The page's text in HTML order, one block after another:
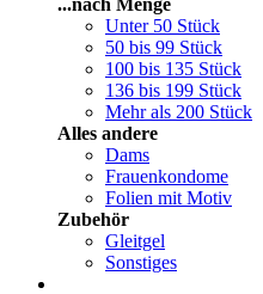
...nach Menge
Unter 50 Stück
50 bis 99 Stück
100 bis 135 Stück
136 bis 199 Stück
Mehr als 200 Stück
Alles andere
Dams
Frauenkondome
Folien mit Motiv
Zubehör
Gleitgel
Sonstiges